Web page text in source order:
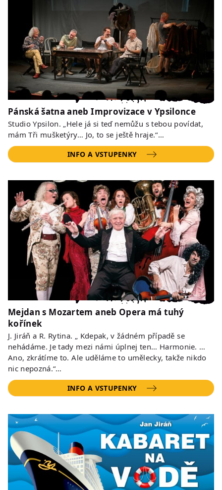
Pánská šatna aneb Improvizace v Ypsilonce
Studio Ypsilon. „Hele já si teď nemůžu s tebou povídat,
mám Tři mušketýry… Jo, to se ještě hraje.“…
INFO A VSTUPENKY
Mejdan s Mozartem aneb Opera má tuhý
kořínek
J. Jiráň a R. Rytina. „ Kdepak, v žádném případě se
nehádáme. Je tady mezi námi úplnej ten… Harmonie. …
Ano, zkrátíme to. Ale uděláme to umělecky, takže nikdo
nic nepozná.“…
INFO A VSTUPENKY